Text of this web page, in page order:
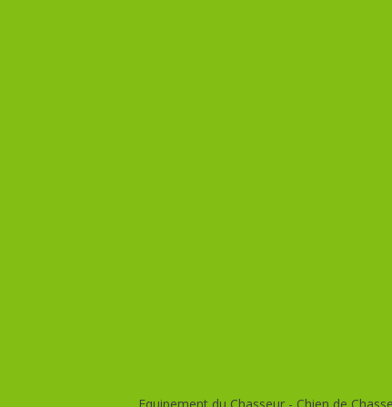
Equipement du Chasseur - Chien de